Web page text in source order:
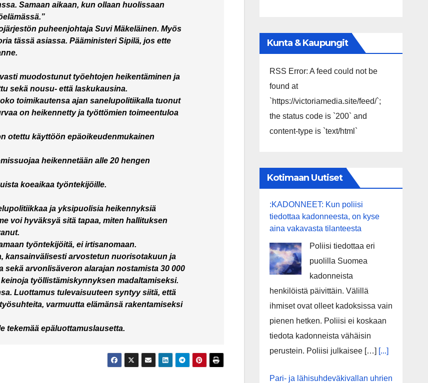
Samaan aikaan, kun ollaan huolissaan
puheenjohtaja Suvi Mäkeläinen. Myös
tässä asiassa. Pääministeri Sipilä, jos ette
muodostunut työehtojen heikentäminen ja
sekä nousu- että laskukausina.
toimikautensa ajan sanelupolitiikalla tuonut
on heikennetty ja työttömien toimeentuloa
otettu käyttöön epäoikeudenmukainen
heikennetään alle 20 hengen
koeaikaa työntekijöille.
ja yksipuolisia heikennyksiä
voi hyväksyä sitä tapaa, miten hallituksen
työntekijöitä, ei irtisanomaan.
kansainvälisesti arvostetun nuorisotakuun ja
arvonlisäveron alarajan nostamista 30 000
työllistämiskynnyksen madaltamiseksi.
Luottamus tulevaisuuteen syntyy siitä, että
varmuutta elämänsä rakentamiseksi
tekemää epäluottamuslausetta.
Kunta & Kaupungit
RSS Error: A feed could not be
found at
`https://victoriamedia.site/feed/`;
the status code is `200` and
content-type is `text/html`
Kotimaan Uutiset
:KADONNEET: Kun poliisi
tiedottaa kadonneesta, on kyse
aina vakavasta tilanteesta
Poliisi tiedottaa eri
puolilla Suomea
kadonneista
henkilöistä päivittäin. Välillä
ihmiset ovat olleet kadoksissa vain
pienen hetken. Poliisi ei koskaan
tiedota kadonneista vähäisin
perustein. Poliisi julkaisee […] [...]
Pari- ja lähisuhdeväkivallan uhrien